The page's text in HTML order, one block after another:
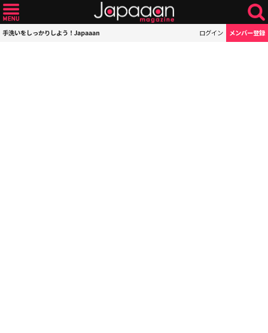
手洗いをしっかりしよう！Japaaan ログイン メンバー登録